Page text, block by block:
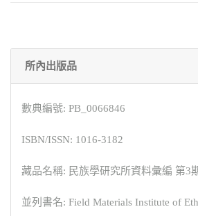
所內出版品
數典編號: PB_0066846
ISBN/ISSN: 1016-3182
藏品名稱: 民族學研究所資料彙編 第3
並列書名: Field Materials Institute of